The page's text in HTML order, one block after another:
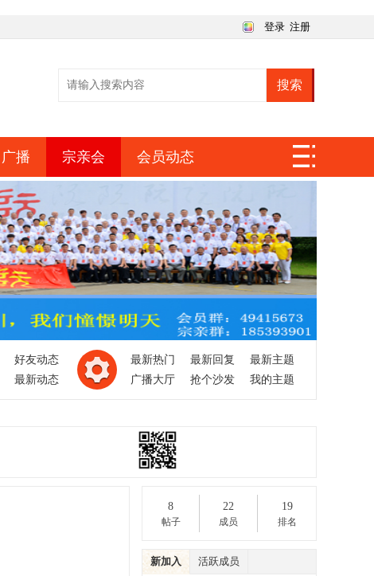
登录 注册
搜索
广播 宗亲会 会员动态
好友动态
最新动态
最新热门 最新回复
最新主题
广播大厅
抢个沙发 我的主题
8
帖子
22
成员
19
排名
新加入 活跃成员